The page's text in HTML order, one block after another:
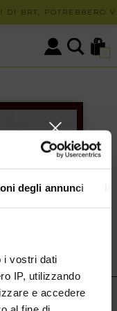
degli annunci
i vostri dati
IP, utilizzando
e accedere
BRT, POTREBBERO
0
SOLO PRESSO I